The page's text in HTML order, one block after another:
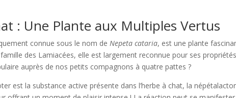
: Une Plante aux Multiples Vertus
connue sous le nom de Nepeta cataria, est une plante
des Lamiacées, elle est largement reconnue pour ses
auprès de nos petits compagnons à quatre pattes ?
est la substance active présente dans l’herbe à chat, la